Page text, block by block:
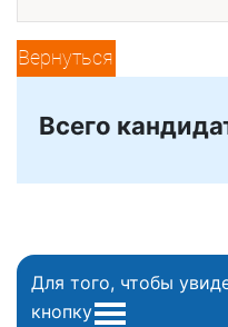
Вернуться
Всего
Для того, чтобы
кнопку